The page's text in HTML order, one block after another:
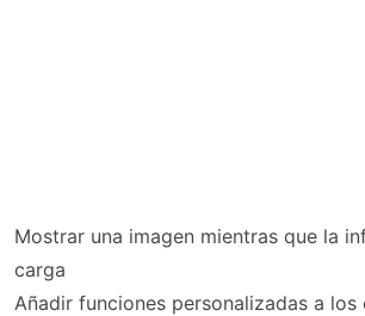
Mostrar una imagen mientras que la
carga
Añadir funciones personalizadas a los